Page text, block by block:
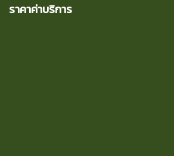
ราคาค่าบริการ